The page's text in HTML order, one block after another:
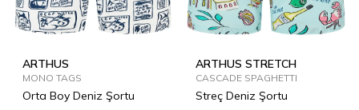
ARTHUS
MONO TAGS
Orta Boy Deniz Şortu
ARTHUS STRETCH
CASCADE SPAGHETTI
Streç Deniz Şortu